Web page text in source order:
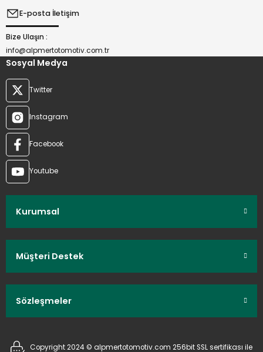
E-posta İletişim
Bize Ulaşın :
info@alpmertotomotiv.com.tr
Sosyal Medya
Twitter
Instagram
Facebook
Youtube
Kurumsal
Müşteri Destek
Sözleşmeler
Copyright 2024 © alpmertotomotiv.com 256bit SSL sertifikası ile